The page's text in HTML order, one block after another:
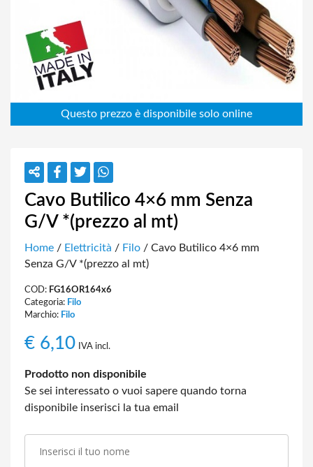
Cavo Butilico 4×6 mm Senza
G/V *(prezzo al mt)
Home / Elettricità / Filo / Cavo Butilico 4×6 mm
Senza G/V *(prezzo al mt)
COD: FG16OR164x6
Categoria: Filo
Marchio: Filo
€ 6,10 IVA incl.
Prodotto non disponibile
Se sei interessato o vuoi sapere quando torna
disponibile inserisci la tua email